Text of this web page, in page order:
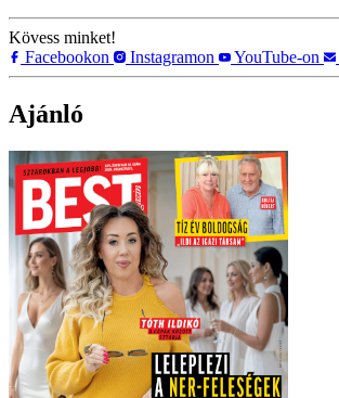
Kövess minket!
Facebookon
Instagramon YouTube-on
Ajánló